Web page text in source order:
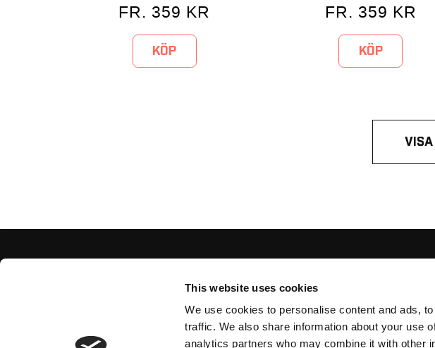
This website uses cookies
We use cookies to personalise content and ads,
traffic. We also share information about your use
analytics partners who may combine it with other
FR. 359 KR
KÖP
FR. 359 KR
KÖP
VISA
REKYL
Org